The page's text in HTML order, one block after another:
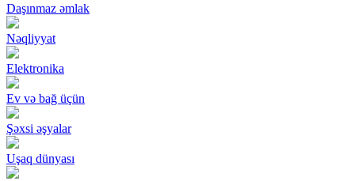
Daşınmaz əmlak
Nəqliyyat
Elektronika
Ev və bağ üçün
Şəxsi əşyalar
Uşaq dünyası